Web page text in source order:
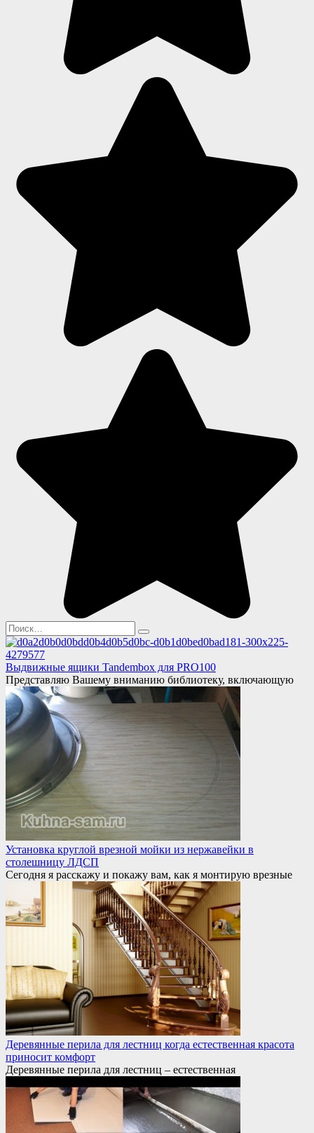
Search
for:
Выдвижные ящики Tandembox для PRO100
Представляю Вашему вниманию библиотеку, включающую
Установка круглой врезной мойки из нержавейки в
столешницу ЛДСП
Сегодня я расскажу и покажу вам, как я монтирую врезные
Деревянные перила для лестниц когда естественная красота
приносит комфорт
Деревянные перила для лестниц – естественная